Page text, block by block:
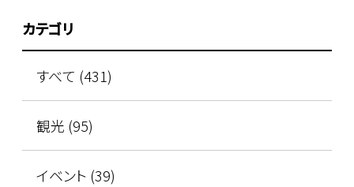
カテゴリ
すべて (431)
観光 (95)
イベント (39)